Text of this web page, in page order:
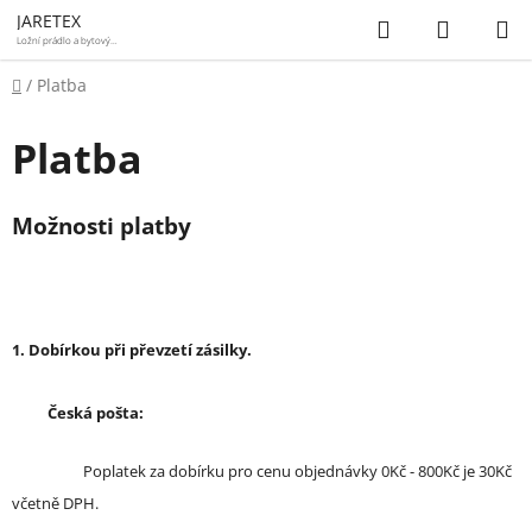
Přejít
na
obsah
JARETEX
Ložní prádlo a bytový
Hledat
KOŠÍK
Domů
/ Platba
Platba
Možnosti platby
1. Dobírkou při převzetí zásilky.
Česká pošta:
Poplatek za dobírku pro cenu objednávky 0Kč - 800Kč je 30Kč
včetně DPH.